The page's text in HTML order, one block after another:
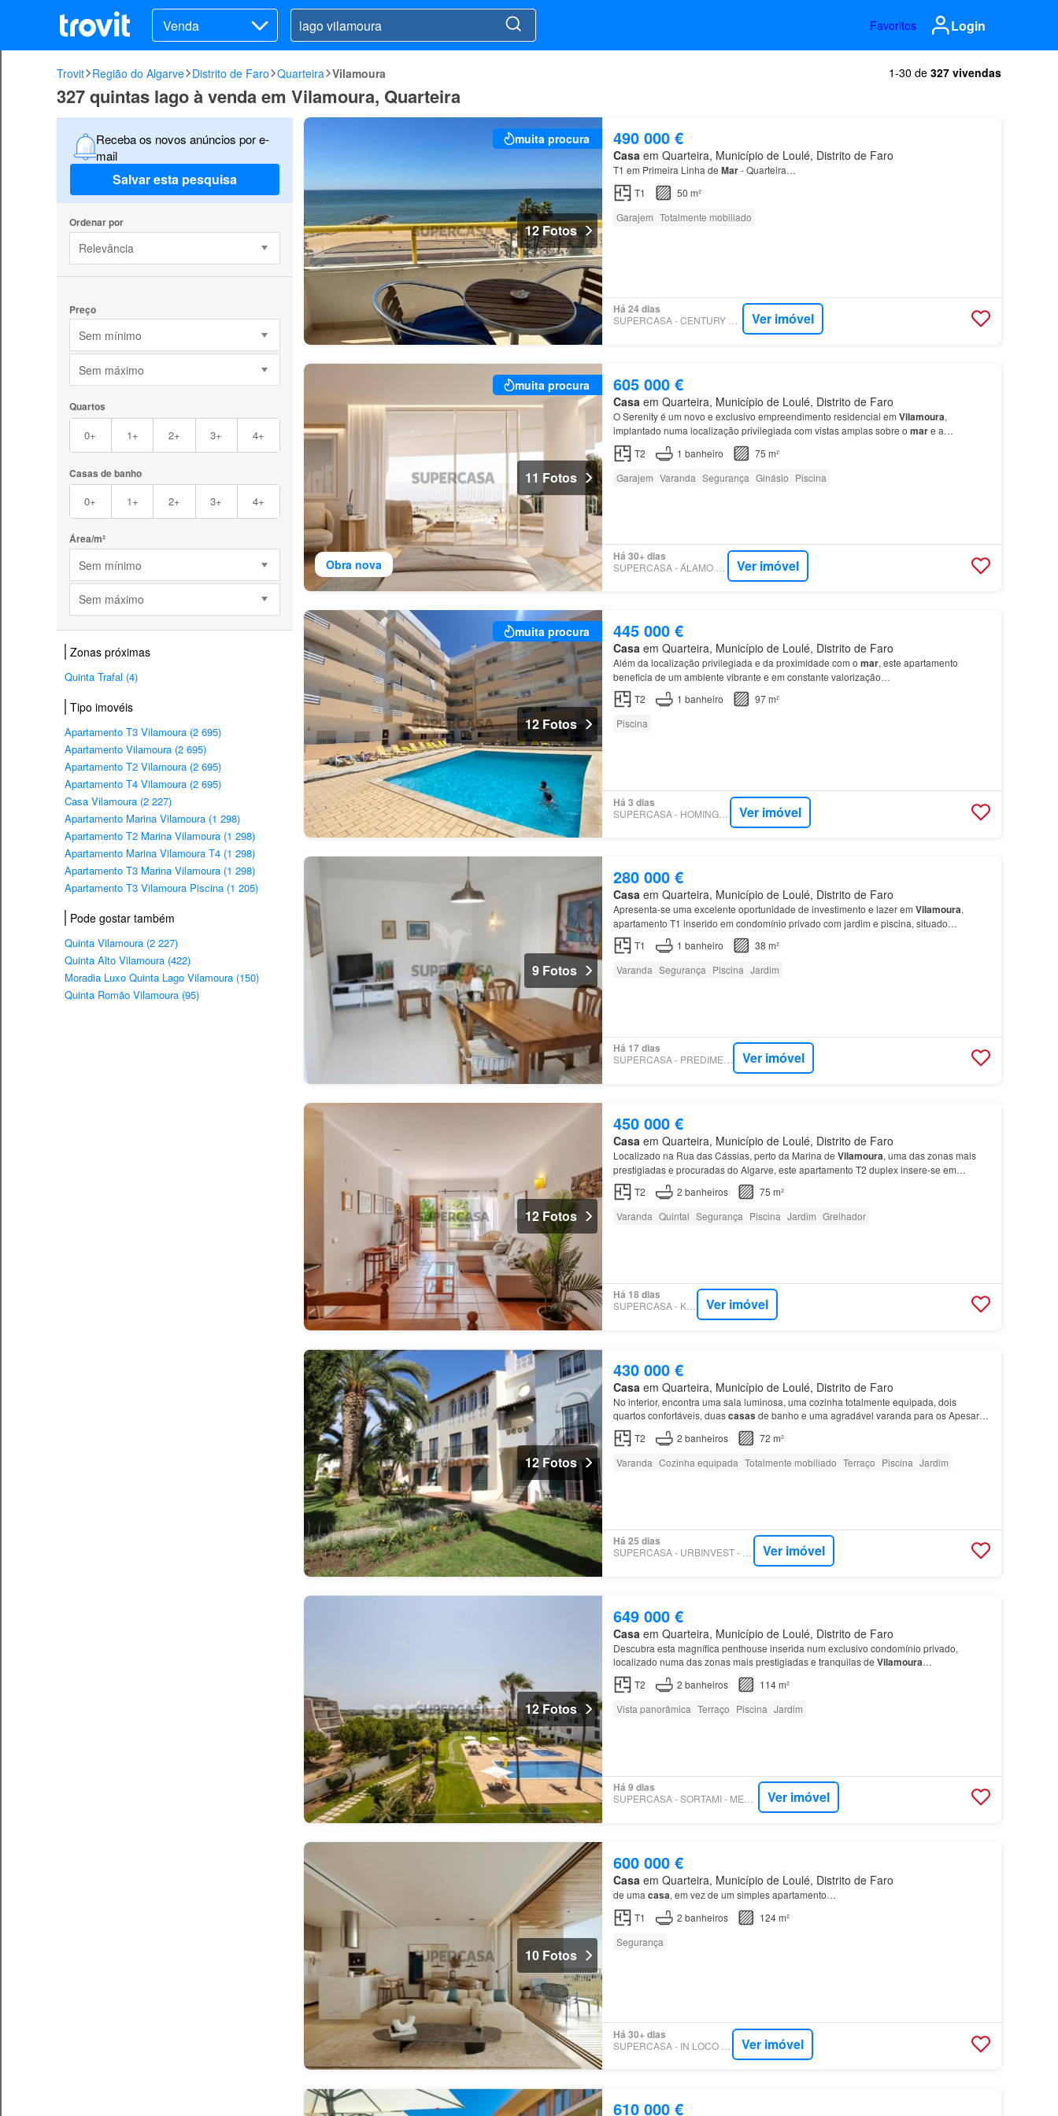
Venda Favoritos Login
Trovit Região do Algarve Distrito de Faro Quarteira Vilamoura 1-30 de 327 vivendas
327 quintas lago à venda em Vilamoura, Quarteira
Receba os novos anúncios por e-
mail
Salvar esta pesquisa
Ordenar por
Relevância
Preço
Sem mínimo
Sem máximo
Quartos
0+ 1+ 2+ 3+ 4+
Casas de banho
0+ 1+ 2+ 3+ 4+
Área/m²
Sem mínimo
Sem máximo
Zonas próximas
Quinta Trafal (4)
Tipo imovéis
Apartamento T3 Vilamoura (2 695)
Apartamento Vilamoura (2 695)
Apartamento T2 Vilamoura (2 695)
Apartamento T4 Vilamoura (2 695)
Casa Vilamoura (2 227)
Apartamento Marina Vilamoura (1 298)
Apartamento T2 Marina Vilamoura (1 298)
Apartamento Marina Vilamoura T4 (1 298)
Apartamento T3 Marina Vilamoura (1 298)
Apartamento T3 Vilamoura Piscina (1 205)
Pode gostar também
Quinta Vilamoura (2 227)
Quinta Alto Vilamoura (422)
Moradia Luxo Quinta Lago Vilamoura (150)
Quinta Romão Vilamoura (95)
muita procura
12 Fotos
490 000 €
Casaem Quarteira, Município de Loulé, Distrito de Faro
T1 em Primeira Linha de Mar- Quarteira…
T1
50 m²
Garajem Totalmente mobiliado
Há 24 dias
SUPERCASA - CENTURY 21 SANDRA SILVA Ver imóvel
Obra nova
muita procura
11 Fotos
605 000 €
Casa em Quarteira, Município de Loulé, Distrito de Faro
O Serenity é um novo e exclusivo empreendimento residencial em Vilamoura,
implantado numa localização privilegiada com vistas amplas sobre o mare a
envolvente
T2 1 banheiro
75 m²
Garajem Varanda Segurança Ginásio Piscina
Há 30+ dias
Ver imóvel
muita procura
12 Fotos
445 000 €
Casaem Quarteira, Município de Loulé, Distrito de Faro
Além da localização privilegiada e da proximidade com o mar, este apartamento
beneficia de um ambiente vibrante e em constante valorização…
T2
1 banheiro
97 m²
Piscina
Há 3 dias
SUPERCASA - HOMING PROPERTIES Ver imóvel
9 Fotos
280 000 €
Casaem Quarteira, Município de Loulé, Distrito de Faro
Apresenta-se uma excelente oportunidade de investimento e lazer em Vilamoura,
apartamento T1 inserido em condomínio privado com jardim e piscina, situado
luminosa, sala ampla com uma varanda com vista desafogada para o pinhal…
T1 1 banheiro
38 m²
Varanda Segurança Piscina Jardim
Há 17 dias
Ver imóvel
12 Fotos
450 000 €
Casa em Quarteira, Município de Loulé, Distrito de Faro
Localizado na Rua das Cássias, perto da Marina de Vilamoura, uma das zonas mais
prestigiadas e procuradas do Algarve, este apartamento T2 duplex insere-se em
condomínio fechado, destacando-se pela qualidade de vida que propor…
T2 2 banheiros
75 m²
Varanda Quintal Segurança Piscina Jardim Grelhador
Há 18 dias
SUPERCASA - KW ALFA Ver imóvel
12 Fotos
430 000 €
Casa em Quarteira, Município de Loulé, Distrito de Faro
No interior, encontra uma sala luminosa, uma cozinha totalmente equipada, dois
quartos confortáveis, duascasas de banho e uma agradável varanda para os Apesar
da sua dimensão mais intimista, oferece uma vista sobre o campo d…
T2 2 banheiros
72 m²
Varanda Cozinha equipada Totalmente mobiliado Terraço Piscina Jardim
Há 25 dias
Ver imóvel
12 Fotos
649 000 €
Casa em Quarteira, Município de Loulé, Distrito de Faro
Descubra esta magnífica penthouse inserida num exclusivo condomínio privado,
localizado numa das zonas mais prestigiadas e tranquilas de Vilamoura…
T2
2 banheiros
114 m²
Vista panorâmica Terraço Piscina Jardim
Há 9 dias
Ver imóvel
10 Fotos
600 000 €
Casa em Quarteira, Município de Loulé, Distrito de Faro
de uma casa, em vez de um simples apartamento…
T1
2 banheiros
124 m²
Segurança
Há 30+ dias
Ver imóvel
610 000 €